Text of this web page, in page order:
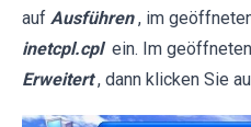
auf Ausführen , im
inetcpl.cpl ein. Im
Erweitert , dann klicken Sie